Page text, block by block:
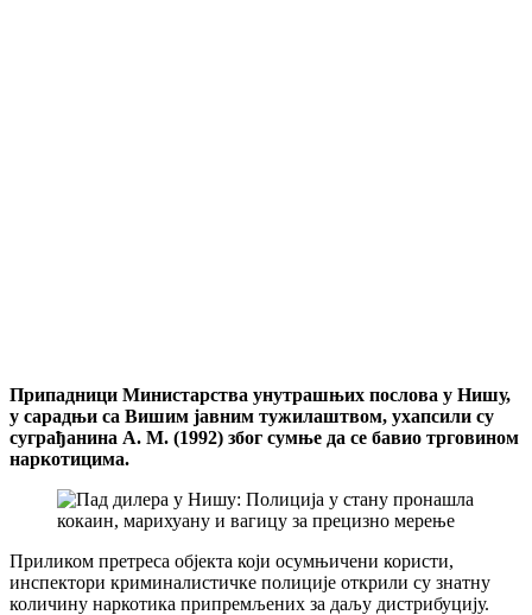
Припадници Министарства унутрашњих послова у Нишу,
у сарадњи са Вишим јавним тужилаштвом, ухапсили су
суграђанина А. М. (1992) због сумње да се бавио трговином
наркотицима.
Приликом претреса објекта који осумњичени користи,
инспектори криминалистичке полиције открили су знатну
количину наркотика припремљених за даљу дистрибуцију.